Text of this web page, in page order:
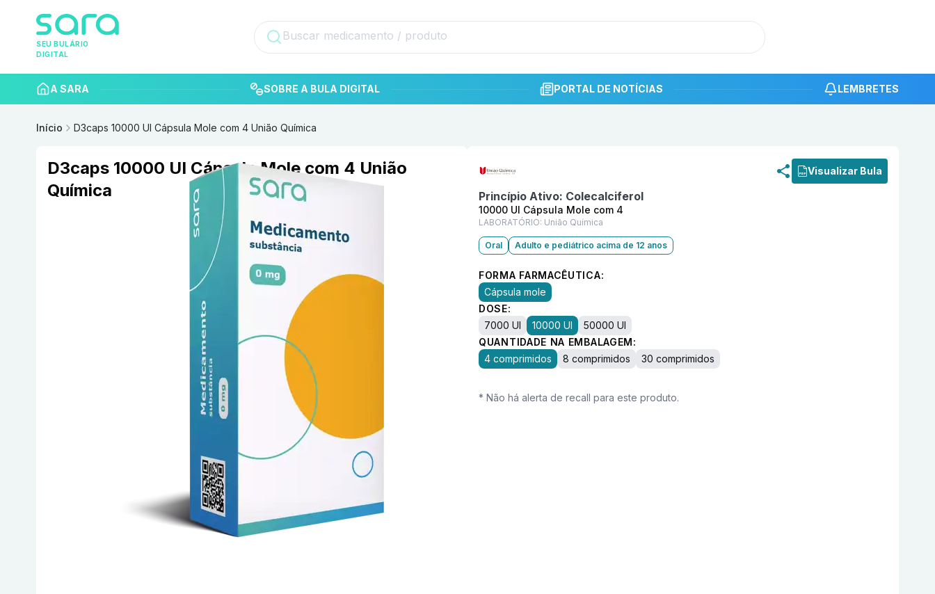
SEU BULÁRIO
DIGITAL
A SARA SOBRE A BULA DIGITAL PORTAL DE NOTÍCIAS LEMBRETES
Início D3caps 10000 UI Cápsula Mole com 4 União Química
D3caps 10000 UI Cápsula Mole com 4 União
Química
Visualizar Bula
Princípio Ativo: Colecalciferol
10000 UI Cápsula Mole com 4
LABORATÓRIO: União Química
Oral Adulto e pediátrico acima de 12 anos
FORMA FARMACÊUTICA:
Cápsula mole
DOSE:
7000 UI
10000 UI
50000 UI
QUANTIDADE NA EMBALAGEM:
4 comprimidos
8 comprimidos 30 comprimidos
* Não há alerta de recall para este produto.